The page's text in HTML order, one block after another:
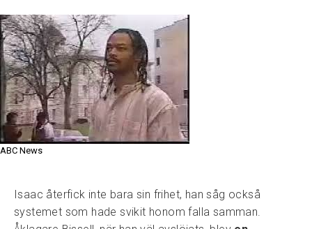
ABC News
Isaac återfick inte bara sin frihet, han såg också
systemet som hade svikit honom falla samman.